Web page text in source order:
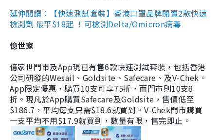
延伸閱讀：【快速測試套裝】香港口罩品牌開賣2款快速
檢測劑 最平$18起 ！可檢測Delta/Omicron病毒
億世家
億家世門市及App現已有售6款快速測試套裝，包括香港
公司研發的Wesail、Goldsite、Safecare、及V-Chek。
App限定優惠，購買10支可享75折，而門市則10支8
折。現凡於App購買Safecare及Goldsite，售價低至
$186.7，平均每支只需$18.6就買到。V-Chek門市購買
一支平均不用$17.9就買到，數量有限，售完即止。